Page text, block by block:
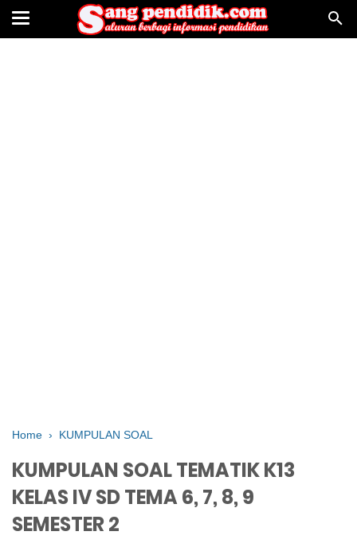
Home › KUMPULAN SOAL
KUMPULAN SOAL TEMATIK K13
KELAS IV SD TEMA 6, 7, 8, 9
SEMESTER 2